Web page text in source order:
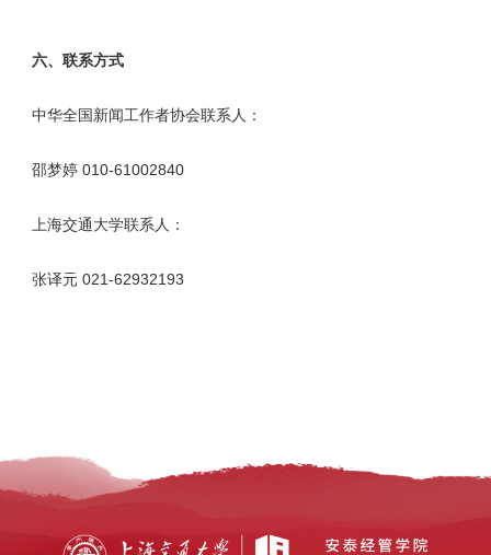
六、联系方式
中华全国新闻工作者协会联系人：
邵梦婷 010-61002840
上海交通大学联系人：
张译元 021-62932193